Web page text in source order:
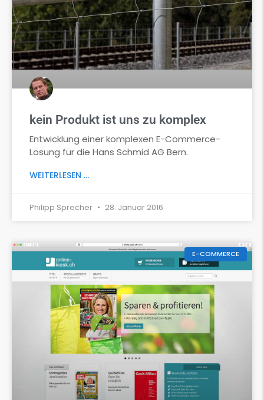
kein Produkt ist uns zu komplex
Entwicklung einer komplexen E-Commerce-
Lösung für die Hans Schmid AG Bern.
WEITERLESEN ...
Philipp Sprecher 28. Januar 2016
E-COMMERCE